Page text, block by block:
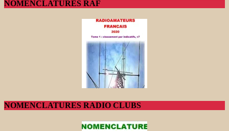
NOMENCLATURES RAF
NOMENCLATURES RADIO CLUBS